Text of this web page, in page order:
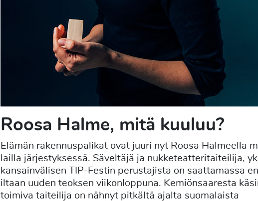
Roosa Halme, mitä kuuluu?
Elämän rakennuspalikat ovat juuri nyt Roosa Halmeella
lailla järjestyksessä. Säveltäjä ja nukketeatteritaiteilija,
kansainvälisen TIP-Festin perustajista on saattamassa
iltaan uuden teoksen viikonloppuna. Kemiönsaaresta
toimiva taiteilija on nähnyt pitkältä ajalta suomalaista